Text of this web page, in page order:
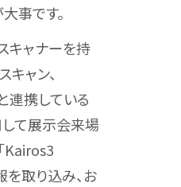
事です。
キャナーを持
ャン、
連携している
て展示会来場
Kairos3
取り込み、お